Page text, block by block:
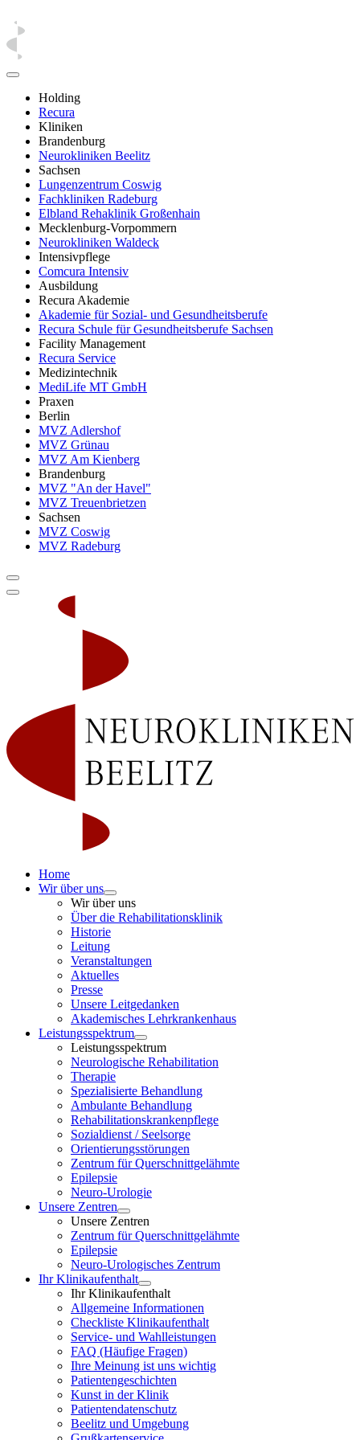
Holding
Recura
Kliniken
Brandenburg
Neurokliniken Beelitz
Sachsen
Lungenzentrum Coswig
Fachkliniken Radeburg
Elbland Rehaklinik Großenhain
Mecklenburg-Vorpommern
Neurokliniken Waldeck
Intensivpflege
Comcura Intensiv
Ausbildung
Recura Akademie
Akademie für Sozial- und Gesundheitsberufe
Recura Schule für Gesundheitsberufe Sachsen
Facility Management
Recura Service
Medizintechnik
MediLife MT GmbH
Praxen
Berlin
MVZ Adlershof
MVZ Grünau
MVZ Am Kienberg
Brandenburg
MVZ "An der Havel"
MVZ Treuenbrietzen
Sachsen
MVZ Coswig
MVZ Radeburg
Home
Wir über uns
Wir über uns
Über die Rehabilitationsklinik
Historie
Leitung
Veranstaltungen
Aktuelles
Presse
Unsere Leitgedanken
Akademisches Lehrkrankenhaus
Leistungsspektrum
Leistungsspektrum
Neurologische Rehabilitation
Therapie
Spezialisierte Behandlung
Ambulante Behandlung
Rehabilitationskrankenpflege
Sozialdienst / Seelsorge
Orientierungsstörungen
Zentrum für Querschnittgelähmte
Epilepsie
Neuro-Urologie
Unsere Zentren
Unsere Zentren
Zentrum für Querschnittgelähmte
Epilepsie
Neuro-Urologisches Zentrum
Ihr Klinikaufenthalt
Ihr Klinikaufenthalt
Allgemeine Informationen
Checkliste Klinikaufenthalt
Service- und Wahlleistungen
FAQ (Häufige Fragen)
Ihre Meinung ist uns wichtig
Patientengeschichten
Kunst in der Klinik
Patientendatenschutz
Beelitz und Umgebung